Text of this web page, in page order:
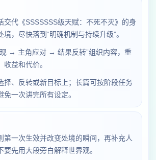
交代《SSSSSSS级天赋：不死不灭》的身
，尽快落到“明确机制与持续升级”。
→ 主角应对 → 结果反转”组织内容，重
收益和代价。
择、反转或新目标上；长篇可按阶段任务
一次讲完所有设定。
第一次生效并改变处境的瞬间，再补充人
要先用大段旁白解释世界观。